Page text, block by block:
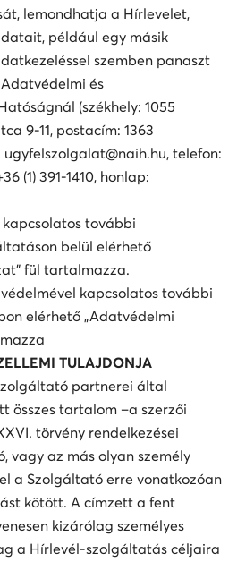
lemondhatja a Hírlevelet,
például egy másik
szemben panaszt
és
(székhely: 1055
9-11, postacím: 1363
ugyfelszolgalat@naih.hu, telefon:
(1) 391-1410, honlap:
további
belül elérhető
fül tartalmazza.
kapcsolatos további
elérhető „Adatvédelmi
TULAJDONJA
partnerei által
összes tartalom –a szerzői
törvény rendelkezései
vagy az más olyan személy
a Szolgáltató erre vonatkozóan
kötött. A címzett a fent
kizárólag személyes
a Hírlevél-szolgáltatás céljaira